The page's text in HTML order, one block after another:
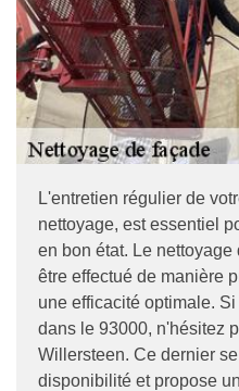
L'entretien régulier de
nettoyage, est essentiel
en bon état. Le
être effectué de manière
une efficacité optimale.
dans le 93000, n'hésitez
Willersteen. Ce dernier
disponibilité et propose